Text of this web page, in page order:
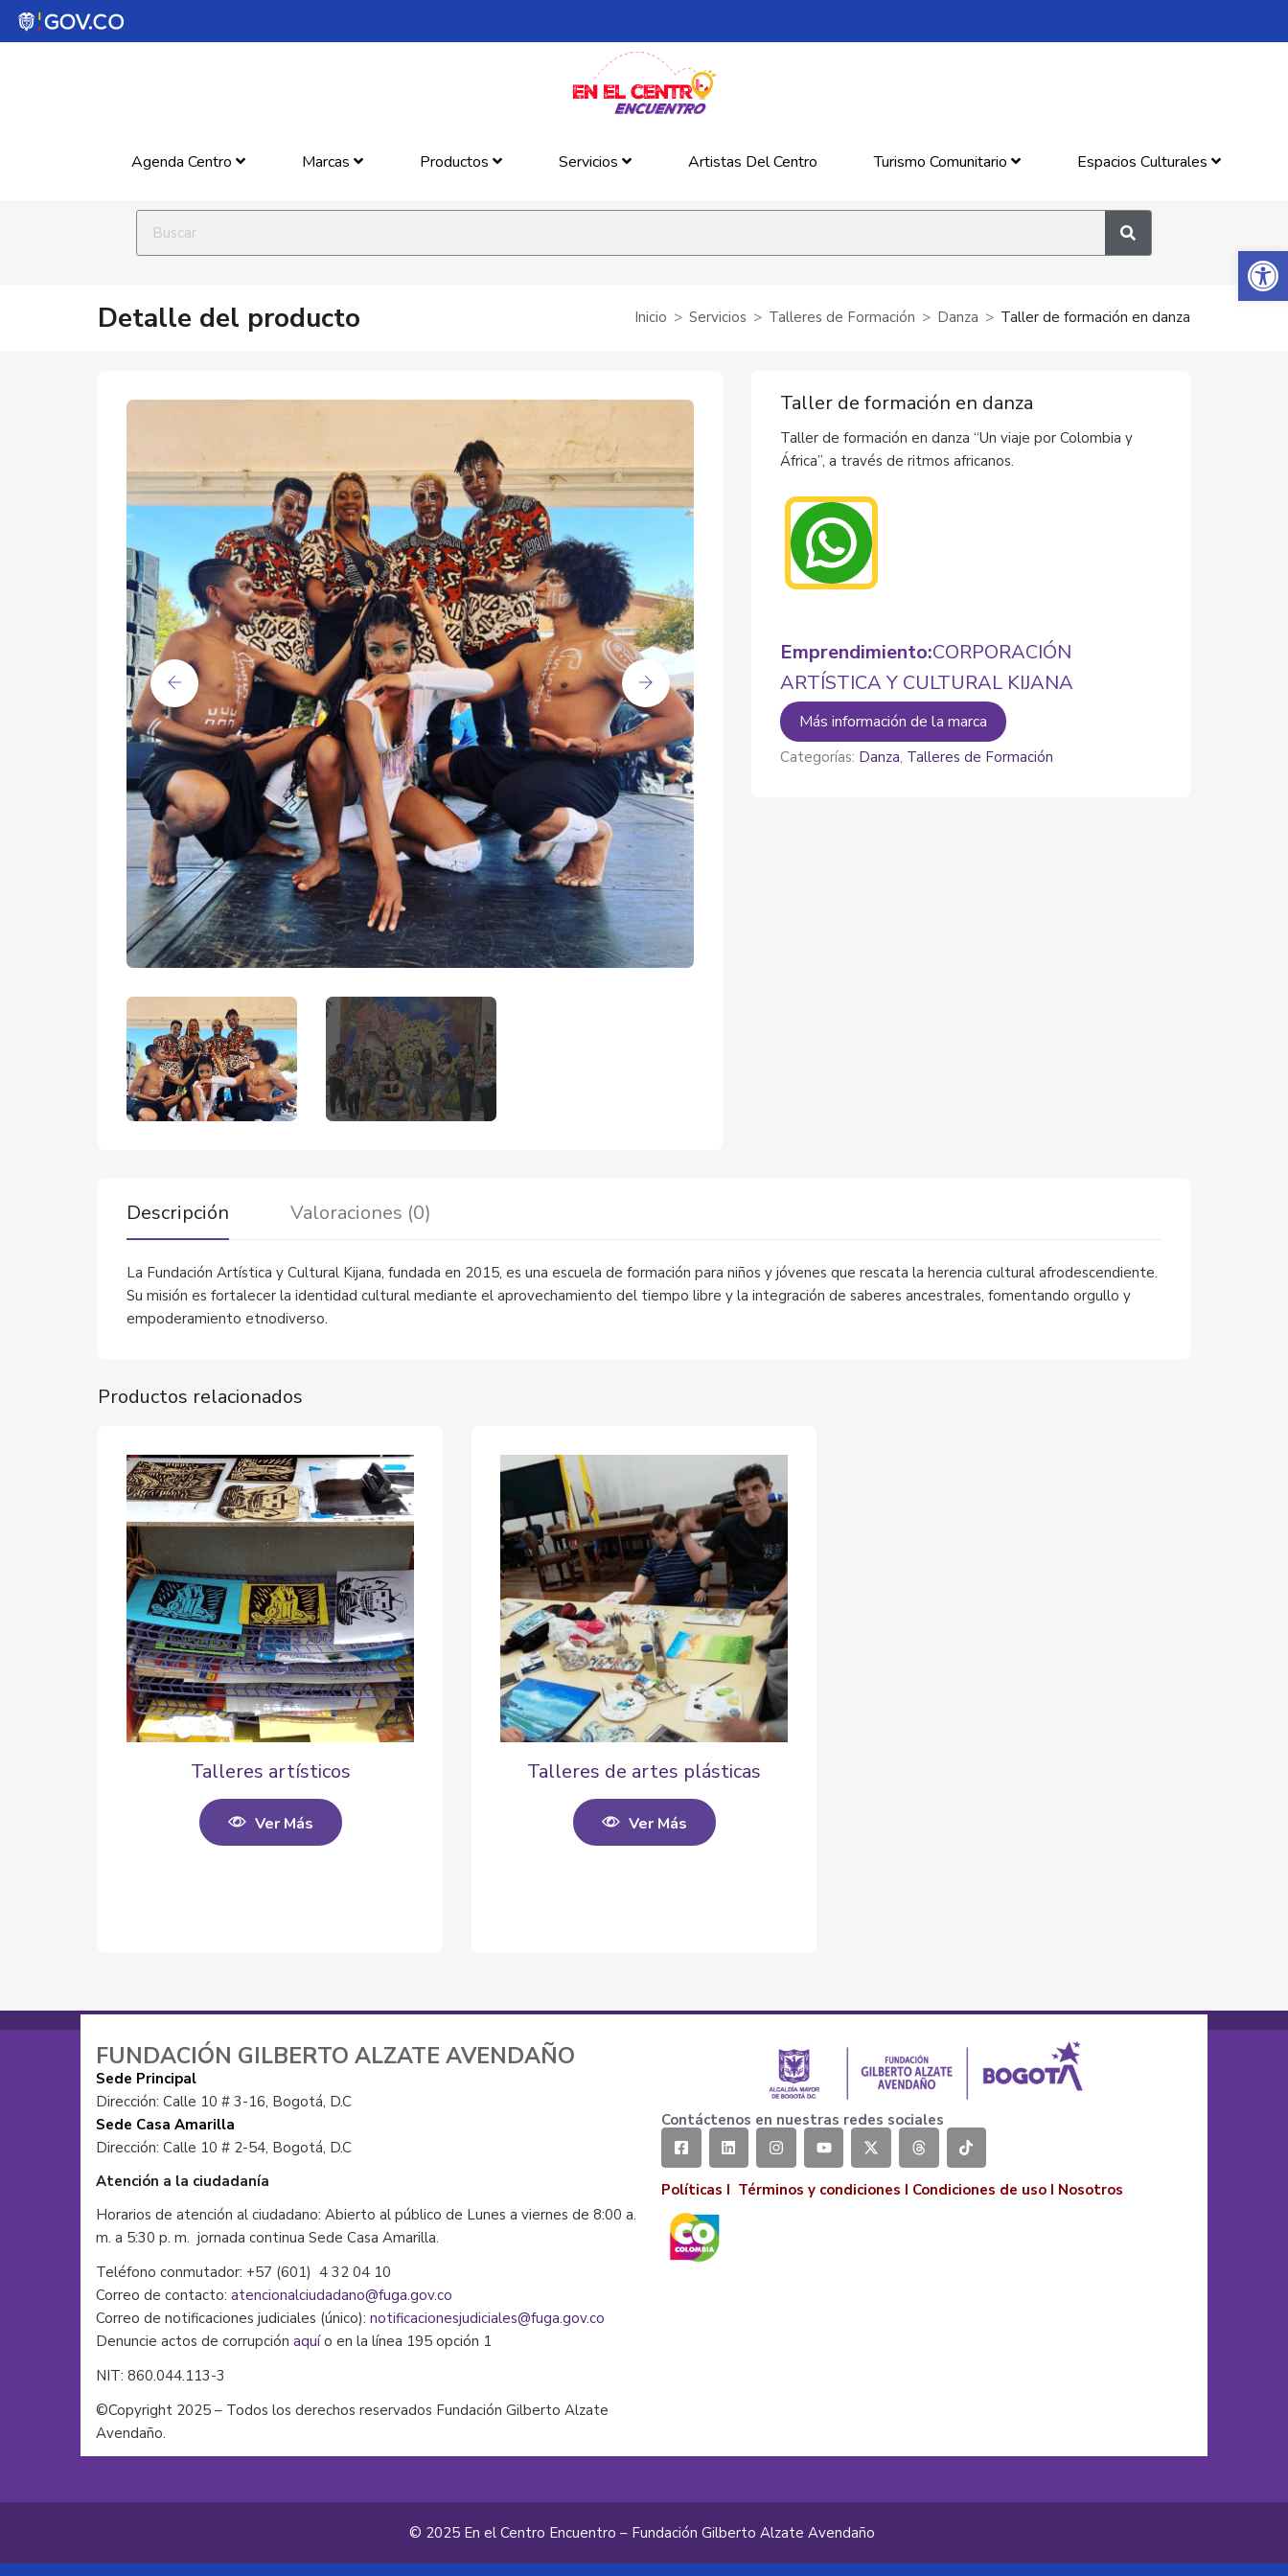
Abrir
Agenda Centro Marcas Productos Servicios Artistas Del Centro Turismo Comunitario Espacios Culturales
Detalle del producto Inicio Servicios Talleres de Formación Danza Taller de formación en danza
Taller de formación en danza
Taller de formación en danza “Un viaje por Colombia y
África”, a través de ritmos africanos.
Emprendimiento:CORPORACIÓN
ARTÍSTICA Y CULTURAL KIJANA
Más información de la marca
Categorías: Danza, Talleres de Formación
Descripción Valoraciones (0)
La Fundación Artística y Cultural Kijana, fundada en 2015, es una escuela de formación para niños y jóvenes que rescata la herencia cultural afrodescendiente.
Su misión es fortalecer la identidad cultural mediante el aprovechamiento del tiempo libre y la integración de saberes ancestrales, fomentando orgullo y
empoderamiento etnodiverso.
Productos relacionados
Talleres artísticos
Ver Más
Talleres de artes plásticas
Ver Más
FUNDACIÓN GILBERTO ALZATE AVENDAÑO
Sede Principal
Dirección: Calle 10 # 3-16, Bogotá, D.C
Sede Casa Amarilla
Dirección: Calle 10 # 2-54, Bogotá, D.C
Atención a la ciudadanía
Horarios de atención al ciudadano: Abierto al público de Lunes a viernes de 8:00 a.
m. a 5:30 p. m. jornada continua Sede Casa Amarilla.
Teléfono conmutador: +57 (601) 4 32 04 10
Correo de contacto: atencionalciudadano@fuga.gov.co
Correo de notificaciones judiciales (único): notificacionesjudiciales@fuga.gov.co
Denuncie actos de corrupción aquío en la línea 195 opción 1
NIT: 860.044.113-3
©Copyright 2025 – Todos los derechos reservados Fundación Gilberto Alzate
Avendaño.
Contáctenos en nuestras redes sociales
Políticas I Términos y condiciones I Condiciones de uso I Nosotros
© 2025 En el Centro Encuentro – Fundación Gilberto Alzate Avendaño